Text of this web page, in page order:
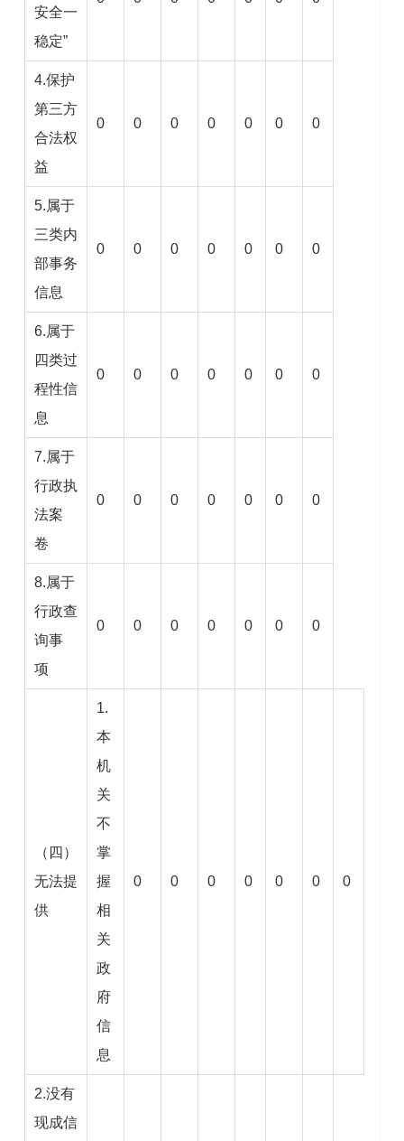
安全一
稳定”
4.保护
第三方
合法权
益
0 0 0 0 0 0 0
5.属于
三类内
部事务
信息
0 0 0 0 0 0 0
6.属于
四类过
程性信
息
0 0 0 0 0 0 0
7.属于
行政执
法案
卷
0 0 0 0 0 0 0
8.属于
行政查
询事
项
0 0 0 0 0 0 0
（四）
无法提
供
1.
本
机
关
不
掌
握
相
关
政
府
信
息
0 0 0 0 0 0 0
2.没有
现成信